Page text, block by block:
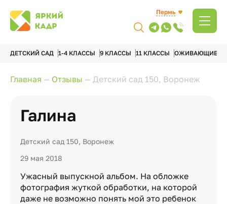
Пермь
ДЕТСКИЙ САД 1-4 КЛАССЫ 9 КЛАССЫ 11 КЛАССЫ ОЖИВАЮЩИЕ
Главная — Отзывы — Детский сад 150, Воронеж
Галина
Детский сад 150, Воронеж
29 мая 2018
Ужасный выпускной альбом. На обложке
фотография жуткой обработки, на которой
даже не возможно понять мой это ребенок